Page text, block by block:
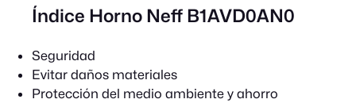
Índice Horno Neff B1AVD0AN0
Seguridad
Evitar daños materiales
Protección del medio ambiente y ahorro